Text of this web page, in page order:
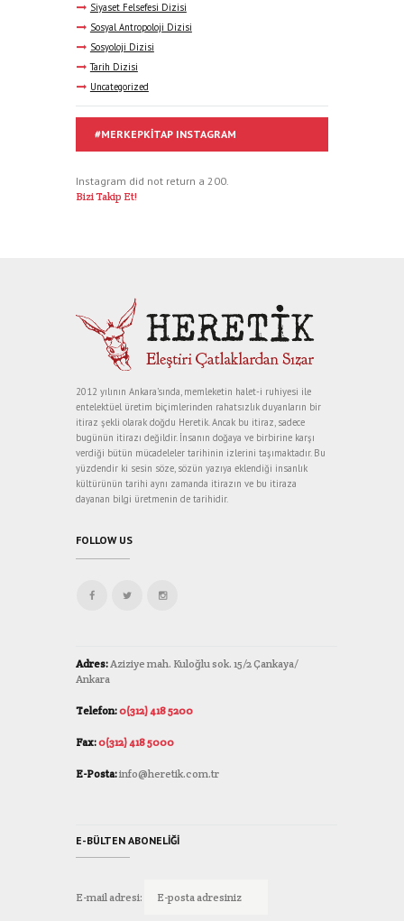
Siyaset Felsefesi Dizisi
Sosyal Antropoloji Dizisi
Sosyoloji Dizisi
Tarih Dizisi
Uncategorized
#MERKEPKITAP INSTAGRAM
Instagram did not return a 200.
Bizi Takip Et!
2012 yılının Ankara’sında, memleketin halet-i ruhiyesi ile
entelektüel üretim biçimlerinden rahatsızlık duyanların bir
itiraz şekli olarak doğdu Heretik. Ancak bu itiraz, sadece
bugünün itirazı değildir. İnsanın doğaya ve birbirine karşı
verdiği bütün mücadeleler tarihinin izlerini taşımaktadır. Bu
yüzdendir ki sesin söze, sözün yazıya eklendiği insanlık
kültürünün tarihi aynı zamanda itirazın ve bu itiraza
dayanan bilgi üretmenin de tarihidir.
FOLLOW US
Adres: Aziziye mah. Kuloğlu sok. 15/2 Çankaya/
Ankara
Telefon:0(312) 418 5200
Fax:0(312) 418 5000
E-Posta:info@heretik.com.tr
E-BÜLTEN ABONELIĞI
E-mail adresi: